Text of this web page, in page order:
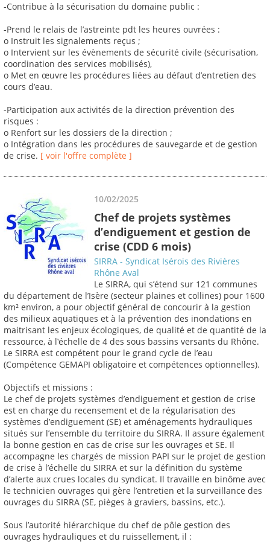
-Contribue à la sécurisation du domaine public :
-Prend le relais de l’astreinte pdt les heures ouvrées :
o Instruit les signalements reçus ;
o Intervient sur les évènements de sécurité civile (sécurisation,
coordination des services mobilisés),
o Met en œuvre les procédures liées au défaut d’entretien des
cours d’eau.
-Participation aux activités de la direction prévention des
risques :
o Renfort sur les dossiers de la direction ;
o Intégration dans les procédures de sauvegarde et de gestion
de crise. [ voir l'offre complète ]
10/02/2025
Chef de projets systèmes
d’endiguement et gestion de
crise (CDD 6 mois)
SIRRA - Syndicat Isérois des Rivières
Rhône Aval
Le SIRRA, qui s’étend sur 121 communes
du département de l’Isère (secteur plaines et collines) pour 1600
km² environ, a pour objectif général de concourir à la gestion
des milieux aquatiques et à la prévention des inondations en
maitrisant les enjeux écologiques, de qualité et de quantité de la
ressource, à l‛échelle de 4 des sous bassins versants du Rhône.
Le SIRRA est compétent pour le grand cycle de l’eau
(Compétence GEMAPI obligatoire et compétences optionnelles).
Objectifs et missions :
Le chef de projets systèmes d’endiguement et gestion de crise
est en charge du recensement et de la régularisation des
systèmes d’endiguement (SE) et aménagements hydrauliques
situés sur l’ensemble du territoire du SIRRA. Il assure également
la bonne gestion en cas de crise sur les ouvrages et SE. Il
accompagne les chargés de mission PAPI sur le projet de gestion
de crise à l’échelle du SIRRA et sur la définition du système
d’alerte aux crues locales du syndicat. Il travaille en binôme avec
le technicien ouvrages qui gère l’entretien et la surveillance des
ouvrages du SIRRA (SE, pièges à graviers, bassins, etc.).
Sous l’autorité hiérarchique du chef de pôle gestion des
ouvrages hydrauliques et du ruissellement, il :